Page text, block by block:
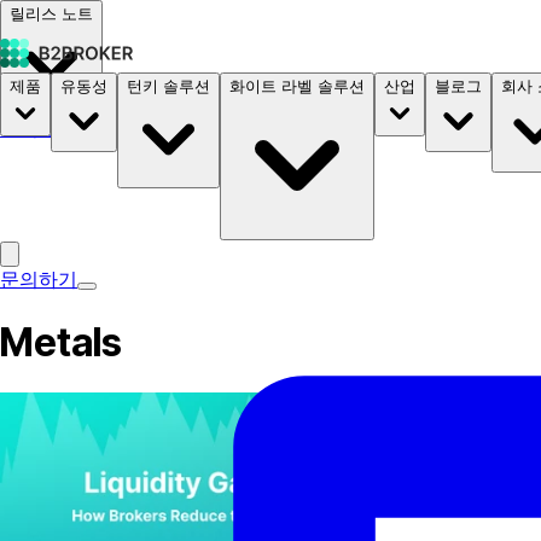
릴리스 노트
문서 요금B2STORE
제품 유동성 턴키 솔루션 화이트 라벨 솔루션 산업 블로그 회사
문의하기
Metals